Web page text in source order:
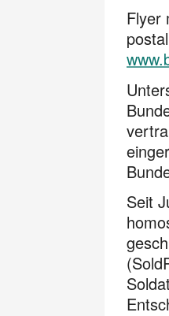
Flyer
Seit